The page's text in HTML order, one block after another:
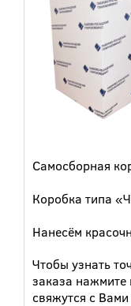
Самосборная
Коробка типа
Нанесём
Чтобы узнать
заказа
свяжутся с